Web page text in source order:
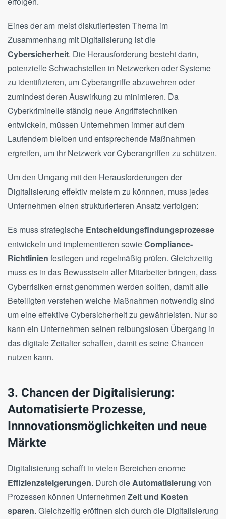
Eines der am meist diskutiertesten Thema im
Zusammenhang mit Digitalisierung ist die
Cybersicherheit. Die Herausforderung besteht darin,
potenzielle Schwachstellen in Netzwerken oder Systeme
zu identifizieren, um Cyberangriffe abzuwehren oder
zumindest deren Auswirkung zu minimieren. Da
Cyberkriminelle ständig neue Angriffstechniken
entwickeln, müssen Unternehmen immer auf dem
Laufendem bleiben und entsprechende Maßnahmen
ergreifen, um ihr Netzwerk vor Cyberangriffen zu schützen.
Um den Umgang mit den Herausforderungen der
Digitalisierung effektiv meistern zu könnnen, muss jedes
Unternehmen einen strukturierteren Ansatz verfolgen:
Es muss strategische Entscheidungsfindungsprozesse
entwickeln und implementieren sowieCompliance-
Richtlinien festlegen und regelmäßig prüfen. Gleichzeitig
muss es in das Bewusstsein aller Mitarbeiter bringen, dass
Cyberrisiken ernst genommen werden sollten, damit alle
Beteiligten verstehen welche Maßnahmen notwendig sind
um eine effektive Cybersicherheit zu gewährleisten. Nur so
kann ein Unternehmen seinen reibungslosen Übergang in
das digitale Zeitalter schaffen, damit es seine Chancen
nutzen kann.
3. Chancen der Digitalisierung:
Automatisierte Prozesse,
Innnovationsmöglichkeiten und neue
Märkte
Digitalisierung schafft in vielen Bereichen enorme
Effizienzsteigerungen. Durch dieAutomatisierung von
Prozessen können Unternehmen Zeit und Kosten
sparen. Gleichzeitig eröffnen sich durch die Digitalisierung